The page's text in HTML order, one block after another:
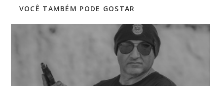
VOCÊ TAMBÉM PODE GOSTAR